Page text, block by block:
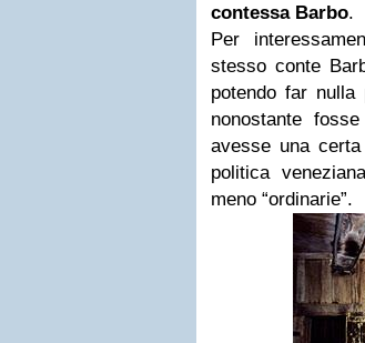
contessa Barbo.
Per
stesso conte
potendo far nulla
nonostante
avesse una certa
politica
meno “ordinarie”.